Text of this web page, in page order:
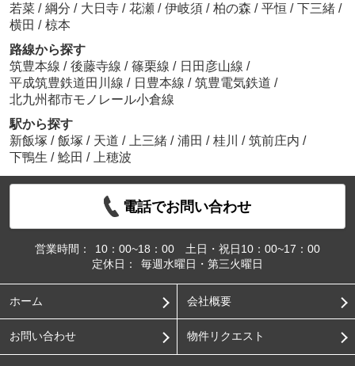
若菜 / 綱分 / 大日寺 / 花瀬 / 伊岐須 / 柏の森 / 平恒 / 下三緒 /
横田 / 椋本
路線から探す
筑豊本線 / 後藤寺線 / 篠栗線 / 日田彦山線 /
平成筑豊鉄道田川線 / 日豊本線 / 筑豊電気鉄道 /
北九州都市モノレール小倉線
駅から探す
新飯塚 / 飯塚 / 天道 / 上三緒 / 浦田 / 桂川 / 筑前庄内 /
下鴨生 / 鯰田 / 上穂波
電話でお問い合わせ
営業時間：
10：00~18：00 土日・祝日10：00~17：00
定休日：
毎週水曜日・第三火曜日
ホーム 会社概要
お問い合わせ 物件リクエスト